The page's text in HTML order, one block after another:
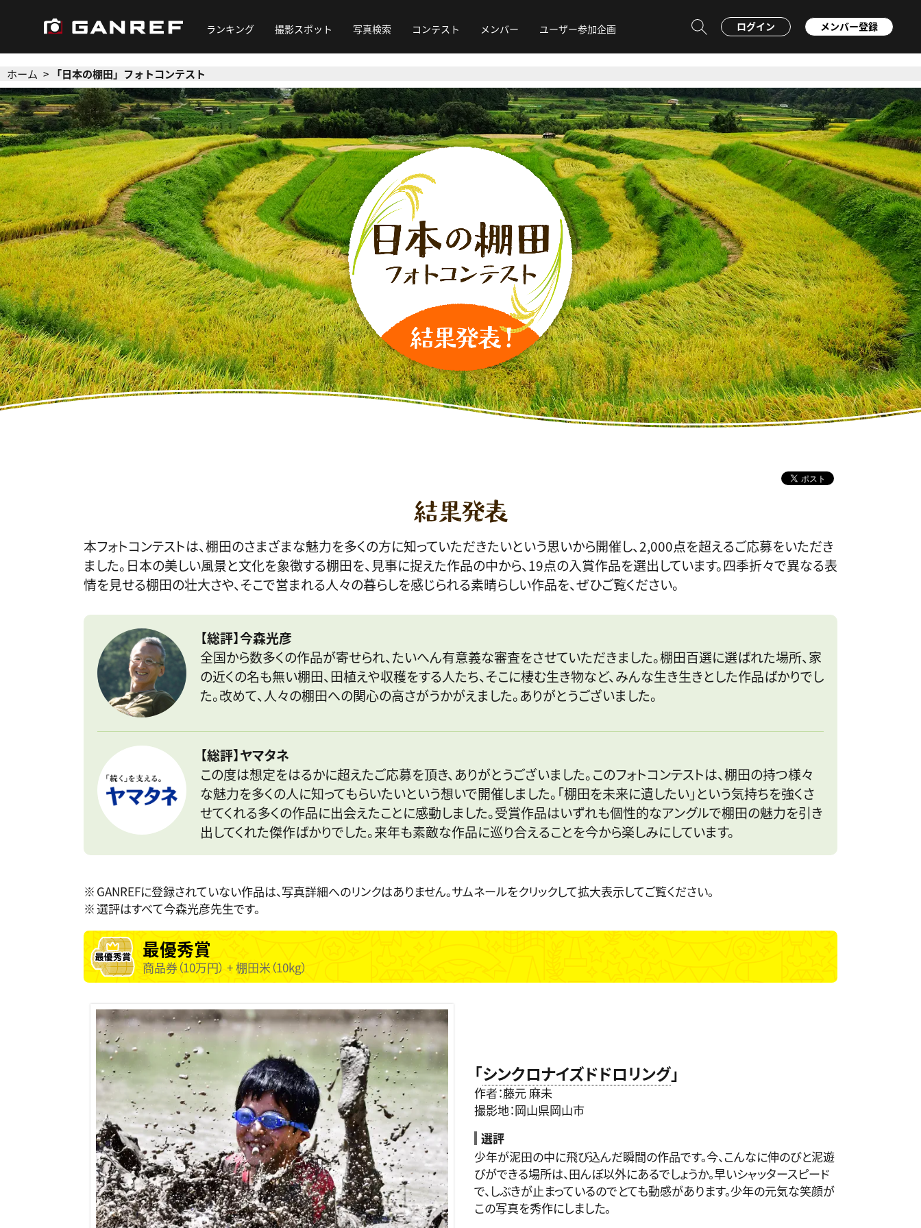
ランキング 撮影スポット 写真検索 コンテスト メンバー ユーザー参加企画 ログイン メンバー登録
ホーム 「日本の棚田」フォトコンテスト
結果発表
本フォトコンテストは、棚田のさまざまな魅力を多くの方に知っていただきたいという思いから開催し、2,000点を超えるご応募をいただき
ました。日本の美しい風景と文化を象徴する棚田を、見事に捉えた作品の中から、19点の入賞作品を選出しています。四季折々で異なる表
情を見せる棚田の壮大さや、そこで営まれる人々の暮らしを感じられる素晴らしい作品を、ぜひご覧ください。
【総評】今森光彦
全国から数多くの作品が寄せられ、たいへん有意義な審査をさせていただきました。棚田百選に選ばれた場所、家
の近くの名も無い棚田、田植えや収穫をする人たち、そこに棲む生き物など、みんな生き生きとした作品ばかりでし
た。改めて、人々の棚田への関心の高さがうかがえました。ありがとうございました。
【総評】ヤマタネ
この度は想定をはるかに超えたご応募を頂き、ありがとうございました。このフォトコンテストは、棚田の持つ様々
な魅力を多くの人に知ってもらいたいという想いで開催しました。「棚田を未来に遺したい」という気持ちを強くさ
せてくれる多くの作品に出会えたことに感動しました。受賞作品はいずれも個性的なアングルで棚田の魅力を引き
出してくれた傑作ばかりでした。来年も素敵な作品に巡り合えることを今から楽しみにしています。
GANREFに登録されていない作品は、写真詳細へのリンクはありません。サムネールをクリックして拡大表示してご覧ください。
選評はすべて今森光彦先生です。
最優秀賞
商品券（10万円） + 棚田米（10kg）
「シンクロナイズドドロリング」
作者：藤元 麻未
撮影地：岡山県岡山市
選評
少年が泥田の中に飛び込んだ瞬間の作品です。今、こんなに伸のびと泥遊
びができる場所は、田んぼ以外にあるでしょうか。早いシャッタースピード
で、しぶきが止まっているのでとても動感があります。少年の元気な笑顔が
この写真を秀作にしました。